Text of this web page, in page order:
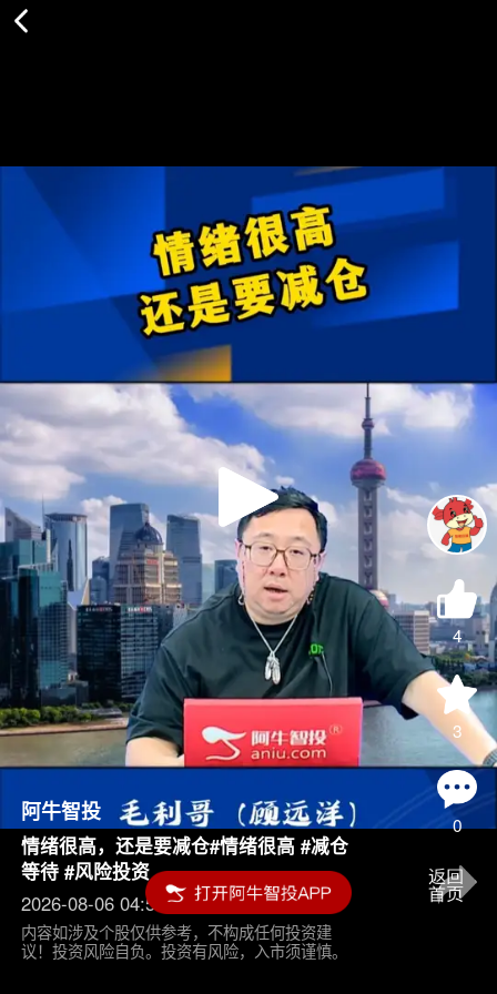
Play
Video
4
3
0
阿牛智投
情绪很高，还是要减仓#情绪很高 #减仓
等待 #风险投资
2026-08-06 04:55
内容如涉及个股仅供参考，不构成任何投资建
议！投资风险自负。投资有风险，入市须谨慎。